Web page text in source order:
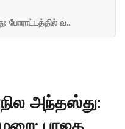
போராட்டத்தில் வ...
அந்தஸ்து: